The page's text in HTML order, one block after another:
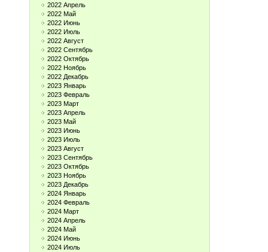
2022 Апрель
2022 Май
2022 Июнь
2022 Июль
2022 Август
2022 Сентябрь
2022 Октябрь
2022 Ноябрь
2022 Декабрь
2023 Январь
2023 Февраль
2023 Март
2023 Апрель
2023 Май
2023 Июнь
2023 Июль
2023 Август
2023 Сентябрь
2023 Октябрь
2023 Ноябрь
2023 Декабрь
2024 Январь
2024 Февраль
2024 Март
2024 Апрель
2024 Май
2024 Июнь
2024 Июль